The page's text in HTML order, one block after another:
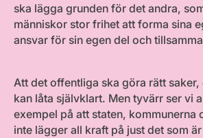
ska lägga grunden för det andra,
människor stor frihet att forma sina
ansvar för sin egen del och
Att det offentliga ska göra rätt
kan låta självklart. Men tyvärr ser vi
exempel på att staten, kommunerna
inte lägger all kraft på just det som